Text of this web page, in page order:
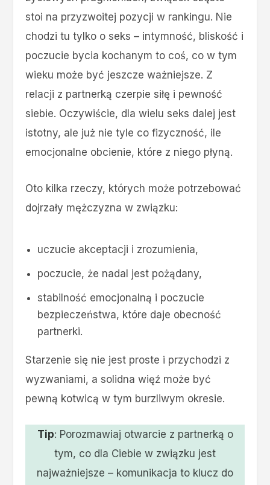
stoi na przyzwoitej pozycji w rankingu. Nie
chodzi tu tylko o seks – intymność, bliskość i
poczucie bycia kochanym to coś, co w tym
wieku może być jeszcze ważniejsze. Z
relacji z partnerką czerpie siłę i pewność
siebie. Oczywiście, dla wielu seks dalej jest
istotny, ale już nie tyle co fizyczność, ile
emocjonalne obcienie, które z niego płyną.
Oto kilka rzeczy, których może potrzebować
dojrzały mężczyzna w związku:
uczucie akceptacji i zrozumienia,
poczucie, że nadal jest pożądany,
stabilność emocjonalną i poczucie
bezpieczeństwa, które daje obecność
partnerki.
Starzenie się nie jest proste i przychodzi z
wyzwaniami, a solidna więź może być
pewną kotwicą w tym burzliwym okresie.
Tip: Porozmawiaj otwarcie z partnerką o
tym, co dla Ciebie w związku jest
najważniejsze – komunikacja to klucz do